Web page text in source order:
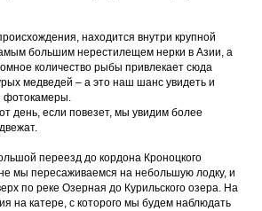
находится внутри крупной
большим нерестилещем нерки в Азии, а
количество рыбы привлекает сюда
медведей – а это наш шанс увидеть и
фотокамеры.
день, если повезет, мы увидим более
переезд до кордона Кроноцкого
мы пересаживаемся на небольшую лодку, и
по реке Озерная до Курильского озера. На
на катере, с которого мы будем наблюдать